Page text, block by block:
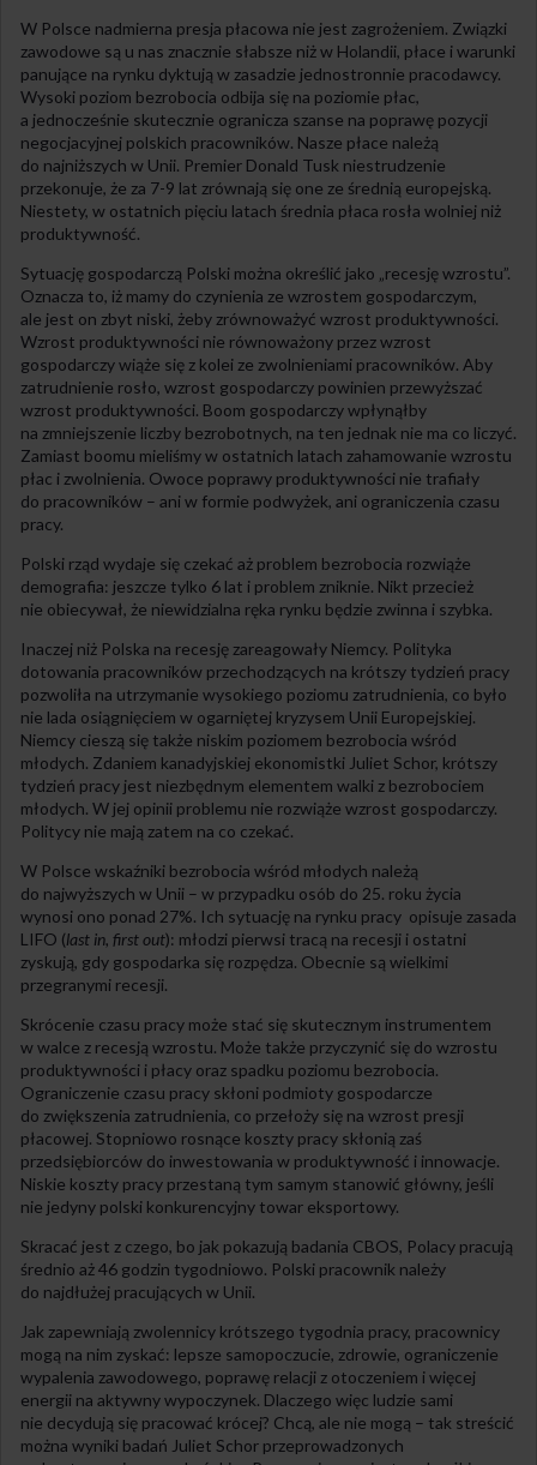
W Polsce nadmierna presja płacowa nie jest zagrożeniem. Związki
zawodowe są u nas znacznie słabsze niż w Holandii, płace i warunki
panujące na rynku dyktują w zasadzie jednostronnie pracodawcy.
Wysoki poziom bezrobocia odbija się na poziomie płac,
a jednocześnie skutecznie ogranicza szanse na poprawę pozycji
negocjacyjnej polskich pracowników. Nasze płace należą
do najniższych w Unii. Premier Donald Tusk niestrudzenie
przekonuje, że za 7-9 lat zrównają się one ze średnią europejską.
Niestety, w ostatnich pięciu latach średnia płaca rosła wolniej niż
produktywność.
Sytuację gospodarczą Polski można określić jako „recesję wzrostu”.
Oznacza to, iż mamy do czynienia ze wzrostem gospodarczym,
ale jest on zbyt niski, żeby zrównoważyć wzrost produktywności.
Wzrost produktywności nie równoważony przez wzrost
gospodarczy wiąże się z kolei ze zwolnieniami pracowników. Aby
zatrudnienie rosło, wzrost gospodarczy powinien przewyższać
wzrost produktywności. Boom gospodarczy wpłynąłby
na zmniejszenie liczby bezrobotnych, na ten jednak nie ma co liczyć.
Zamiast boomu mieliśmy w ostatnich latach zahamowanie wzrostu
płac i zwolnienia. Owoce poprawy produktywności nie trafiały
do pracowników – ani w formie podwyżek, ani ograniczenia czasu
pracy.
Polski rząd wydaje się czekać aż problem bezrobocia rozwiąże
demografia: jeszcze tylko 6 lat i problem zniknie. Nikt przecież
nie obiecywał, że niewidzialna ręka rynku będzie zwinna i szybka.
Inaczej niż Polska na recesję zareagowały Niemcy. Polityka
dotowania pracowników przechodzących na krótszy tydzień pracy
pozwoliła na utrzymanie wysokiego poziomu zatrudnienia, co było
nie lada osiągnięciem w ogarniętej kryzysem Unii Europejskiej.
Niemcy cieszą się także niskim poziomem bezrobocia wśród
młodych. Zdaniem kanadyjskiej ekonomistki Juliet Schor, krótszy
tydzień pracy jest niezbędnym elementem walki z bezrobociem
młodych. W jej opinii problemu nie rozwiąże wzrost gospodarczy.
Politycy nie mają zatem na co czekać.
W Polsce wskaźniki bezrobocia wśród młodych należą
do najwyższych w Unii – w przypadku osób do 25. roku życia
wynosi ono ponad 27%. Ich sytuację na rynku pracy opisuje zasada
LIFO (last in, first out): młodzi pierwsi tracą na recesji i ostatni
zyskują, gdy gospodarka się rozpędza. Obecnie są wielkimi
przegranymi recesji.
Skrócenie czasu pracy może stać się skutecznym instrumentem
w walce z recesją wzrostu. Może także przyczynić się do wzrostu
produktywności i płacy oraz spadku poziomu bezrobocia.
Ograniczenie czasu pracy skłoni podmioty gospodarcze
do zwiększenia zatrudnienia, co przełoży się na wzrost presji
płacowej. Stopniowo rosnące koszty pracy skłonią zaś
przedsiębiorców do inwestowania w produktywność i innowacje.
Niskie koszty pracy przestaną tym samym stanowić główny, jeśli
nie jedyny polski konkurencyjny towar eksportowy.
Skracać jest z czego, bo jak pokazują badania CBOS, Polacy pracują
średnio aż 46 godzin tygodniowo. Polski pracownik należy
do najdłużej pracujących w Unii.
Jak zapewniają zwolennicy krótszego tygodnia pracy, pracownicy
mogą na nim zyskać: lepsze samopoczucie, zdrowie, ograniczenie
wypalenia zawodowego, poprawę relacji z otoczeniem i więcej
energii na aktywny wypoczynek. Dlaczego więc ludzie sami
nie decydują się pracować krócej? Chcą, ale nie mogą – tak streścić
można wyniki badań Juliet Schor przeprowadzonych